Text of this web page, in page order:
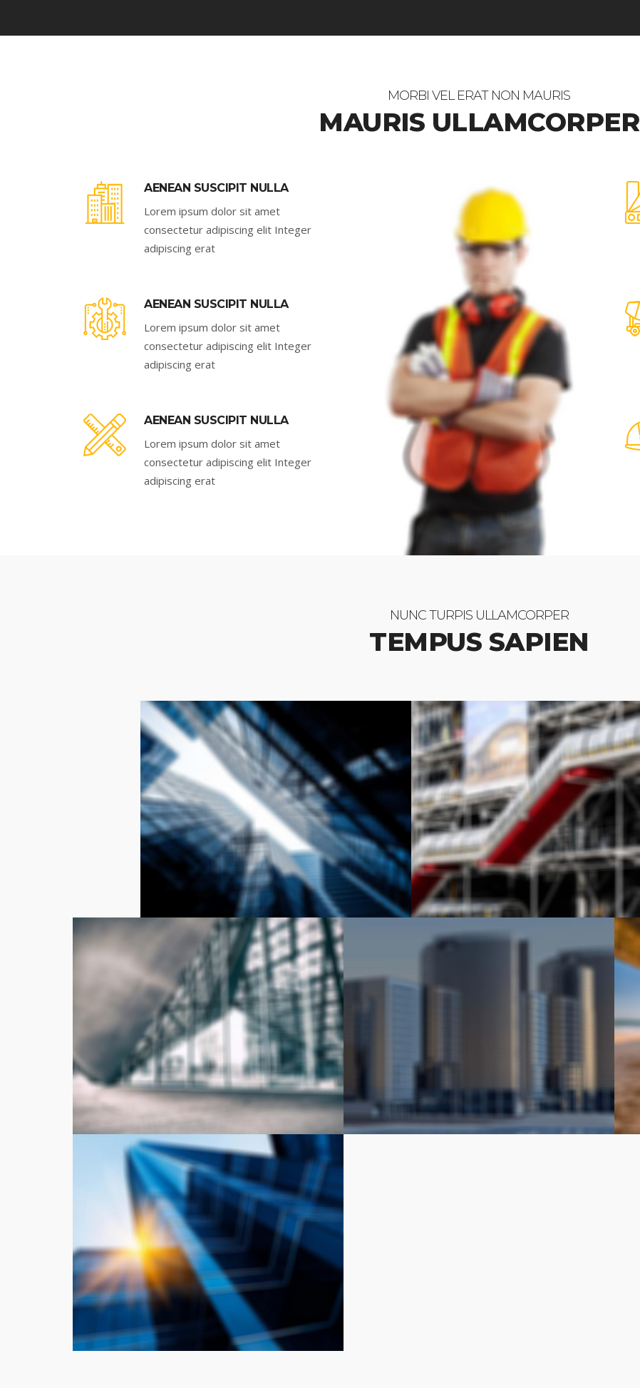
MORBI VEL ERAT NON MAURIS
MAURIS ULLAMCORPER
AENEAN SUSCIPIT NULLA
Lorem ipsum dolor sit amet
consectetur adipiscing elit Integer
adipiscing erat
AENEAN SUSCIPIT NULLA
Lorem ipsum dolor sit amet
consectetur adipiscing elit Integer
adipiscing erat
AENEAN SUSCIPIT NULLA
Lorem ipsum dolor sit amet
consectetur adipiscing elit Integer
adipiscing erat
NUNC TURPIS ULLAMCORPER
TEMPUS SAPIEN